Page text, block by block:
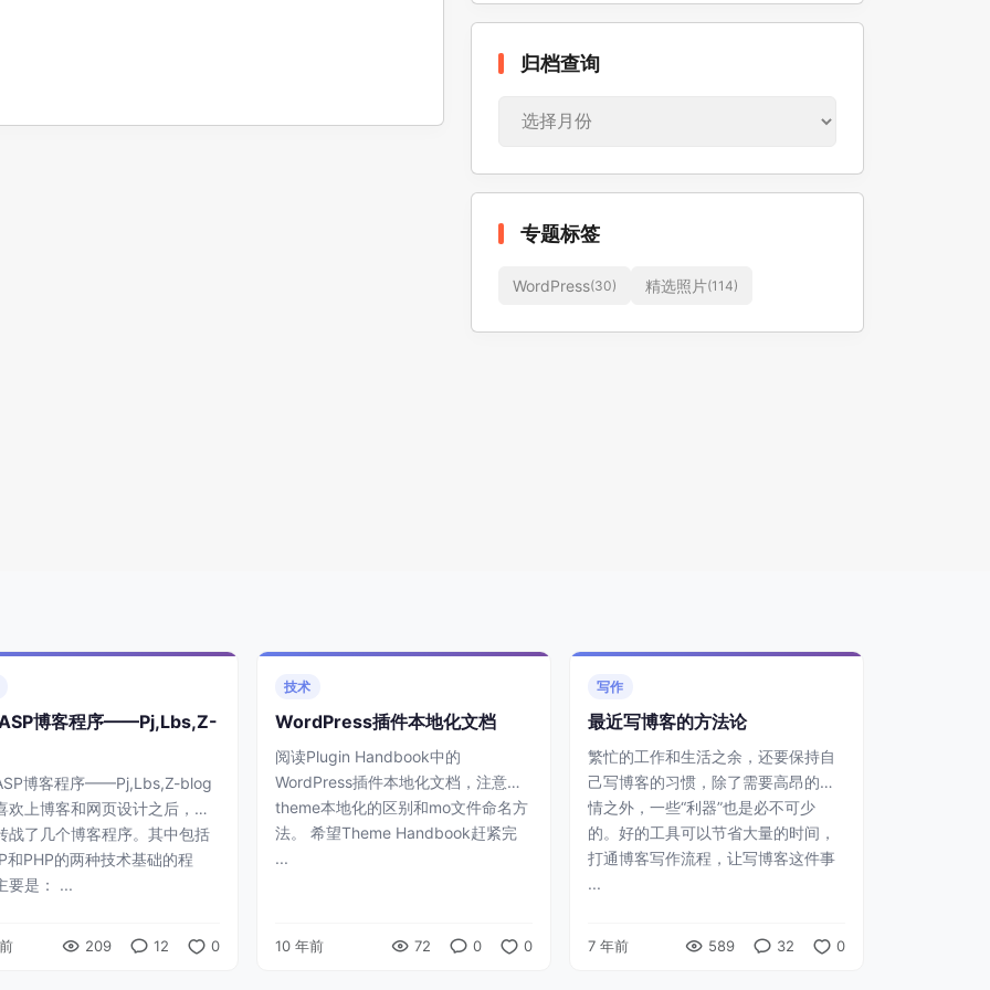
归档查询
归
专题标签
WordPress(30) 精选照片(114)
博客程序——Pj,Lbs,Z-
博客程序——Pj,Lbs,Z-blog
欢上博客和网页设计之后，我
战了几个博客程序。其中包括
和PHP的两种技术基础的程
要是： ...
209 12 0
技术
WordPress插件本地化文档
阅读Plugin Handbook中的
WordPress插件本地化文档，注意与
theme本地化的区别和mo文件命名方
法。 希望Theme Handbook赶紧完
...
10 年前 72 0 0
写作
最近写博客的方法论
繁忙的工作和生活之余，还要保持自
己写博客的习惯，除了需要高昂的热
情之外，一些“利器”也是必不可少
的。好的工具可以节省大量的时间，
打通博客写作流程，让写博客这件事
...
7 年前 589 32 0